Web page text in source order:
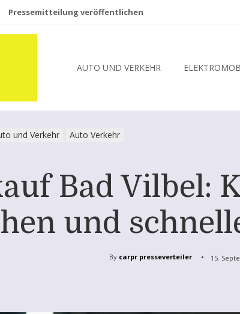
Pressemitteilung veröffentlichen
AUTO UND VERKEHR
und Verkehr Auto Verkehr
Bad Vilbel:
und
By carpr presseverteiler 15.